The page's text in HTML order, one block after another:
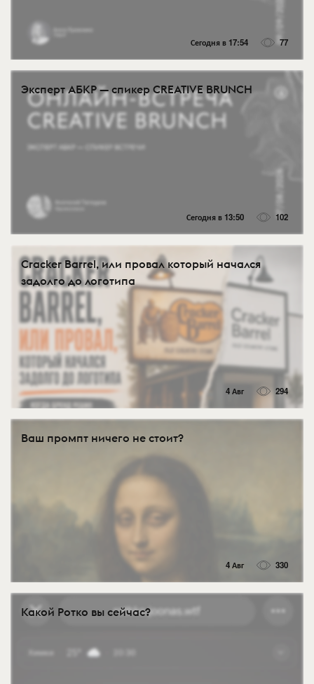
Сегодня в 17:54 77
Эксперт АБКР — спикер CREATIVE BRUNCH
Сегодня в 13:50 102
Cracker Barrel, или провал который начался
задолго до логотипа
4 Авг 294
Ваш промпт ничего не стоит?
4 Авг 330
Какой Ротко вы сейчас?